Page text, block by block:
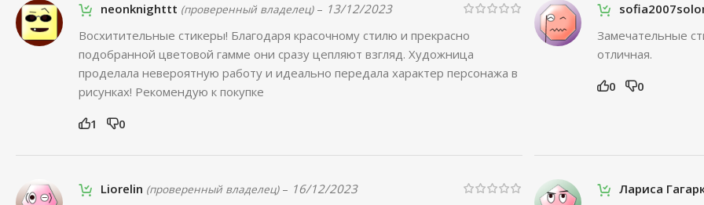
neonknighttt (проверенный владелец) – 13/12/2023
Восхитительные стикеры! Благодаря красочному стилю и прекрасно
подобранной цветовой гамме они сразу цепляют взгляд. Художница
проделала невероятную работу и идеально передала характер персонажа в
рисунках! Рекомендую к покупке
1 0
Замечательные
отличная.
0 0
Liorelin (проверенный владелец) – 16/12/2023
Лариса